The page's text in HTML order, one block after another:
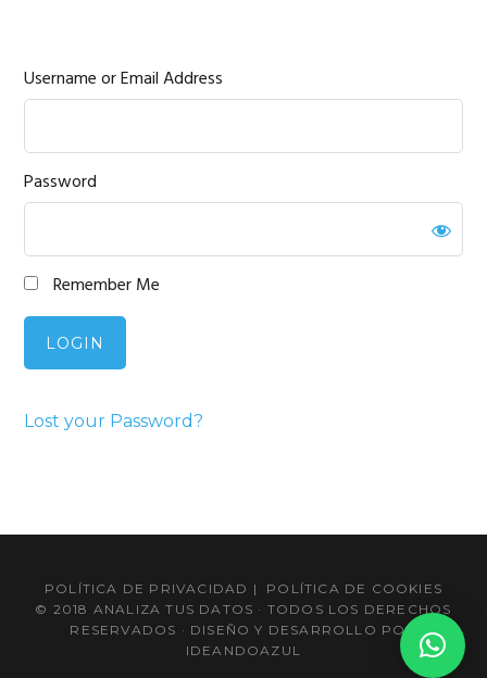
Username or Email Address
Password
Remember Me
Lost your Password?
principal
POLÍTICA DE PRIVACIDAD | POLÍTICA DE COOKIES
© 2018 ANALIZA TUS DATOS · TODOS LOS DERECHOS
RESERVADOS · DISEÑO Y DESARROLLO POR
IDEANDOAZUL